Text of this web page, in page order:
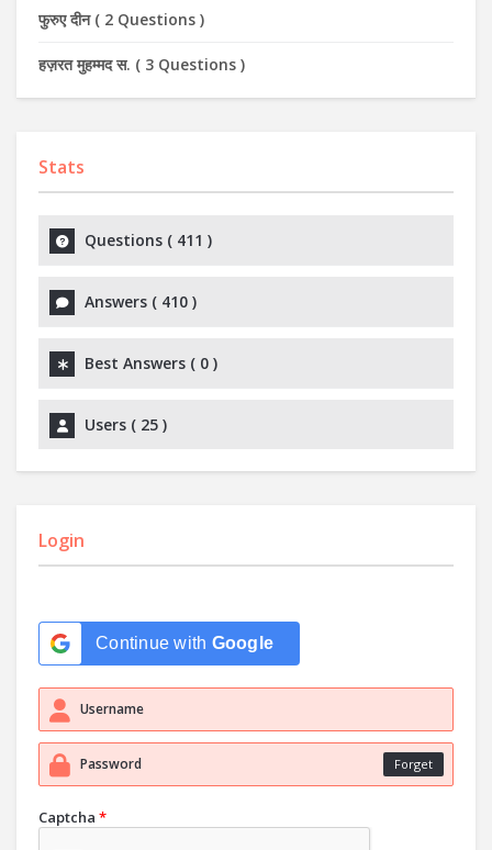
फुरुए दीन ( 2 Questions )
हज़रत मुहम्मद स. ( 3 Questions )
Stats
Questions ( 411 )
Answers ( 410 )
Best Answers ( 0 )
Users ( 25 )
Login
Continue with Google
Forget
Captcha *